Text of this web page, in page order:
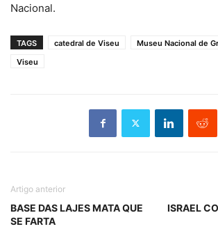
Nacional.
TAGS catedral de Viseu
Museu Nacional de
Viseu
Artigo anterior
BASE DAS LAJES MATA QUE
SE FARTA
ISRAEL